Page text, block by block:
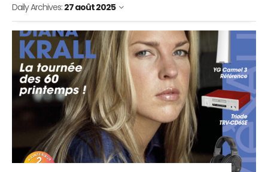
Daily Archives: 27 août 2025